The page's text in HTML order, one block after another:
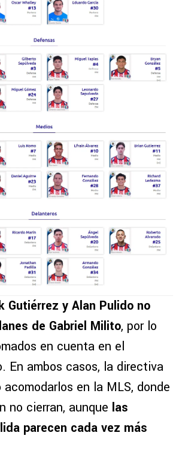
Gutiérrez y Alan Pulido no
de Gabriel Milito, por lo
en cuenta en el
En ambos casos, la directiva
en la MLS, donde
no cierran, aunque las
parecen cada vez más